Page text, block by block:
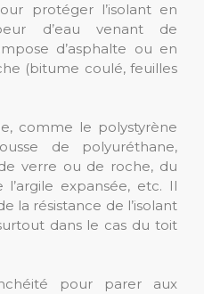
protéger l’isolant en
d’eau venant de
d’asphalte ou en
(bitume coulé, feuilles
comme le polystyrène
de polyuréthane,
verre ou de roche, du
expansée, etc. Il
la résistance de l’isolant
dans le cas du toit
pour parer aux